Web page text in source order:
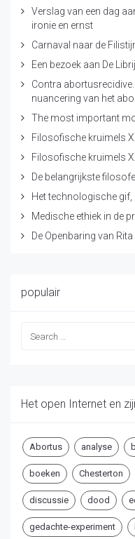
Verslag van een dag
ironie en ernst
Carnaval naar de
Een bezoek aan De
Contra
nuancering van het
The most important
Filosofische kruimels
Filosofische kruimels
De belangrijkste
Het technologische gif,
Medische ethiek in de
De Openbaring van Rita
populair
Het open Internet en
Abortus analyse
boeken Chesterton
discussie dood
gedachte-experiment